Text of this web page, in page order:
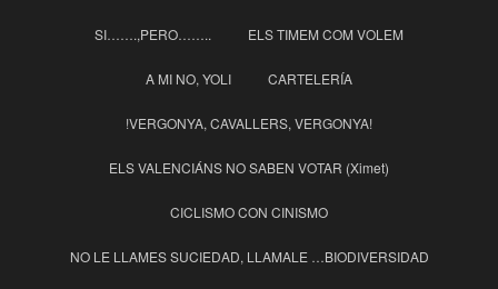
SI…….,PERO…….. ELS TIMEM COM VOLEM
A MI NO, YOLI CARTELERÍA
!VERGONYA, CAVALLERS, VERGONYA!
ELS VALENCIÁNS NO SABEN VOTAR (Ximet)
CICLISMO CON CINISMO
NO LE LLAMES SUCIEDAD, LLAMALE …BIODIVERSIDAD